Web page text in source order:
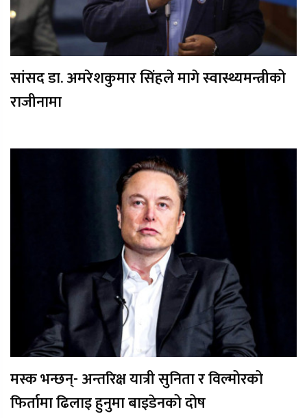
सांसद डा. अमरेशकुमार सिंहले मागे स्वास्थ्यमन्त्रीको
राजीनामा
मस्क भन्छन्- अन्तरिक्ष यात्री सुनिता र विल्मोरको
फिर्तामा ढिलाइ हुनुमा बाइडेनको दोष